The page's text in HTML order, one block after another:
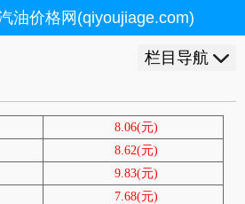
油价格网(qiyoujiage.com)
栏目导航
8.06(元)
8.62(元)
9.83(元)
7.68(元)